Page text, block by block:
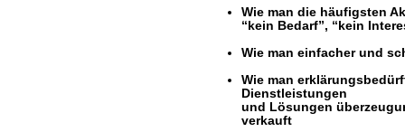
Wie man die häufigsten
“kein Bedarf”, “kein
Wie man einfacher und
Wie man
Dienstleistungen
und Lösungen
verkauft